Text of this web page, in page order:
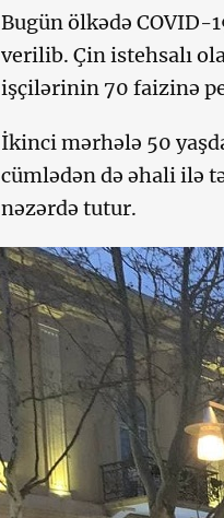
Bugün ölkədə COVID-
verilib. Çin istehsalı
işçilərinin 70 faizinə
İkinci mərhələ 50
cümlədən də əhali ilə
nəzərdə tutur.